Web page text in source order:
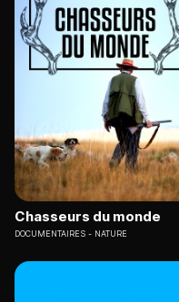
Chasseurs du monde
DOCUMENTAIRES NATURE